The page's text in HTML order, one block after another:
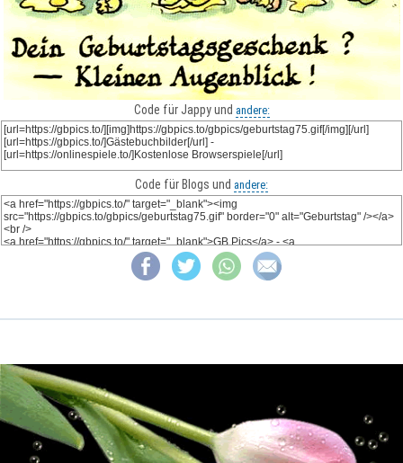
Code für Jappy und andere:
Code für Blogs und andere: